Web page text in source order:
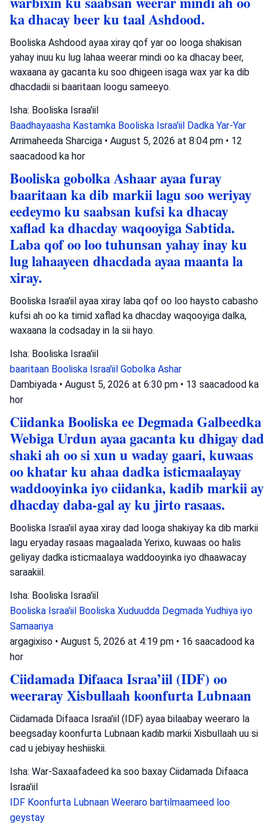
ka dhacay beer ku taal Ashdood.
Booliska Ashdood ayaa xiray qof yar oo looga shakisan
yahay inuu ku lug lahaa weerar mindi oo ka dhacay beer,
waxaana ay gacanta ku soo dhigeen isaga wax yar ka dib
dhacdadii si baaritaan loogu sameeyo.
Isha: Booliska Israa'iil
Baadhayaasha Kastamka Booliska Israa'iil Dadka Yar-Yar
Arrimaheeda Sharciga • August 5, 2026 at 8:04 pm • 12
saacadood ka hor
Booliska gobolka Ashaar ayaa furay
baaritaan ka dib markii lagu soo weriyay
eedeymo ku saabsan kufsi ka dhacay
xaflad ka dhacday waqooyiga Sabtida.
Laba qof oo loo tuhunsan yahay inay ku
lug lahaayeen dhacdada ayaa maanta la
xiray.
Booliska Israa'iil ayaa xiray laba qof oo loo haysto cabasho
kufsi ah oo ka timid xaflad ka dhacday waqooyiga dalka,
waxaana la codsaday in la sii hayo.
Isha: Booliska Israa'iil
baaritaan Booliska Israa'iil Gobolka Ashar
Dambiyada • August 5, 2026 at 6:30 pm • 13 saacadood ka
hor
Ciidanka Booliska ee Degmada Galbeedka
Webiga Urdun ayaa gacanta ku dhigay dad
shaki ah oo si xun u waday gaari, kuwaas
oo khatar ku ahaa dadka isticmaalayay
waddooyinka iyo ciidanka, kadib markii ay
dhacday daba-gal ay ku jirto rasaas.
Booliska Israa'iil ayaa xiray dad looga shakiyay ka dib markii
lagu eryaday rasaas magaalada Yerixo, kuwaas oo halis
geliyay dadka isticmaalaya waddooyinka iyo dhaawacay
saraakiil.
Isha: Booliska Israa'iil
Booliska Israa'iil Booliska Xuduudda Degmada Yudhiya iyo
Samaariya
argagixiso • August 5, 2026 at 4:19 pm • 16 saacadood ka
hor
Ciidamada Difaaca Israa’iil (IDF) oo
weeraray Xisbullaah koonfurta Lubnaan
Ciidamada Difaaca Israa'iil (IDF) ayaa bilaabay weeraro la
beegsaday koonfurta Lubnaan kadib markii Xisbullaah uu si
cad u jebiyay heshiiskii.
Isha: War-Saxaafadeed ka soo baxay Ciidamada Difaaca
Israa'iil
IDF Koonfurta Lubnaan Weeraro bartilmaameed loo
geystay